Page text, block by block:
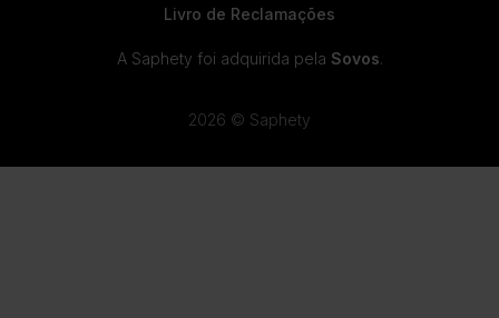
Livro de Reclamações
A Saphety foi adquirida pela Sovos.
2026 © Saphety